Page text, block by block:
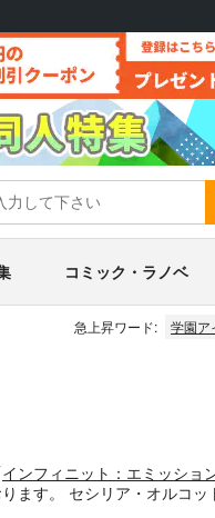
コミック・ラノベ
急上昇ワード: 学園ア
インフィニット：エミッショ
ます。 セシリア・オルコッ